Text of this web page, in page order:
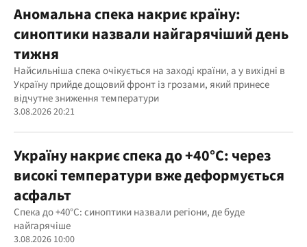
Аномальна спека накриє країну:
синоптики назвали найгарячіший день
тижня
Найсильніша спека очікується на заході країни, а у вихідні в
Україну прийде дощовий фронт із грозами, який принесе
відчутне зниження температури
3.08.2026 20:21
Україну накриє спека до +40°C: через
високі температури вже деформується
асфальт
Спека до +40°C: синоптики назвали регіони, де буде
найгарячіше
3.08.2026 10:00